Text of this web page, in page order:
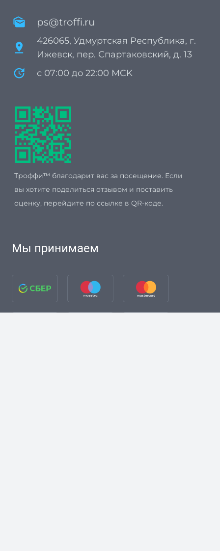
mark_as_unread ps@troffi.ru
pin_drop
426065, Удмуртская Республика, г.
Ижевск, пер. Спартаковский, д. 13
update с 07:00 до 22:00 MCK
Троффи™ благодарит вас за посещение. Если
вы хотите поделиться отзывом и поставить
оценку, перейдите по ссылке в QR-коде.
Мы принимаем